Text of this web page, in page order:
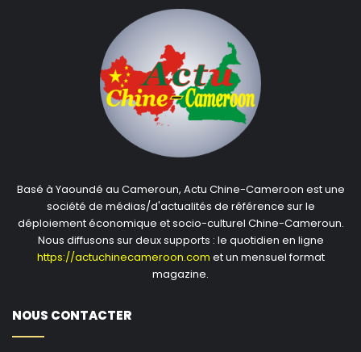
Basé à Yaoundé au Cameroun, Actu Chine-Cameroon est une
société de médias/d'actualités de référence sur le
déploiement économique et socio-culturel Chine-Cameroun.
Nous diffusons sur deux supports : le quotidien en ligne
https://actuchinecameroon.com et un mensuel format
magazine.
NOUS CONTACTER